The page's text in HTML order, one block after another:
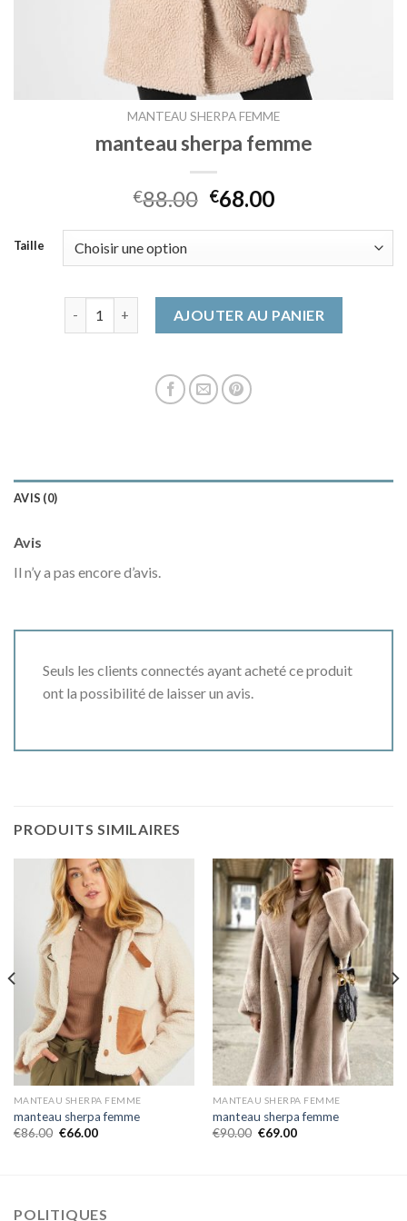
MANTEAU SHERPA FEMME
manteau sherpa femme
€88.00 €68.00
Taille
AJOUTER AU PANIER
AVIS (0)
Avis
Il n’y a pas encore d’avis.
Seuls les clients connectés ayant acheté ce produit
ont la possibilité de laisser un avis.
PRODUITS SIMILAIRES
MANTEAU SHERPA FEMME
manteau sherpa femme
€86.00 €66.00
MANTEAU SHERPA FEMME
manteau sherpa femme
€90.00 €69.00
POLITIQUES